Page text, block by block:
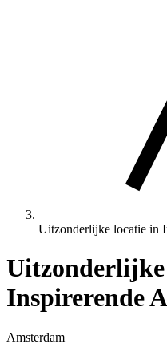
Uitzonderlijke locatie in
Inspirerende
Amsterdam